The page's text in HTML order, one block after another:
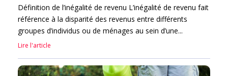
Définition de l’inégalité de revenu L’inégalité de revenu fait
référence à la disparité des revenus entre différents
groupes d’individus ou de ménages au sein d’une...
Lire l'article